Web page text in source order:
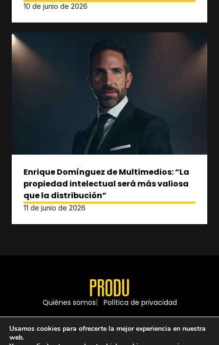
10 de junio de 2026
Enrique Domínguez de Multimedios: “La
propiedad intelectual será más valiosa
que la distribución”
11 de junio de 2026
Quiénes somos Política de privacidad
Usamos cookies para ofrecerte la mejor experiencia en nuestra
web.